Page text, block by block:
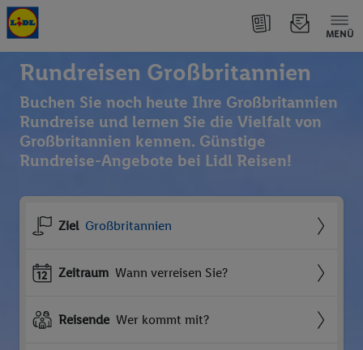
MENÜ
Rundreisen Großbritannien
Buchen Sie noch heute Ihre Großbritannien
Rundreise und lernen Sie die Vielfalt von
Großbritannien kennen. Günstige
Rundreise-Angebote bei Lidl Reisen!
Ziel Großbritannien
Zeitraum Wann verreisen Sie?
Reisende Wer kommt mit?